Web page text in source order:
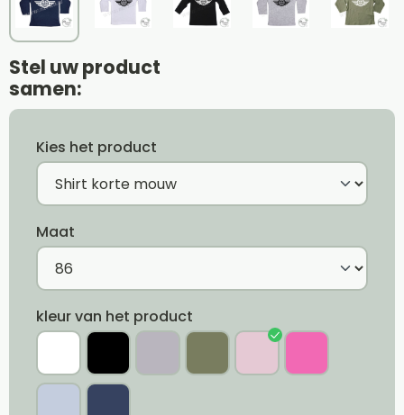
Stel uw product
samen:
Kies het product
Maat
kleur van het product